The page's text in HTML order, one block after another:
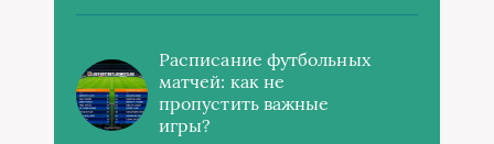
Расписание футбольных
матчей: как не
пропустить важные
игры?